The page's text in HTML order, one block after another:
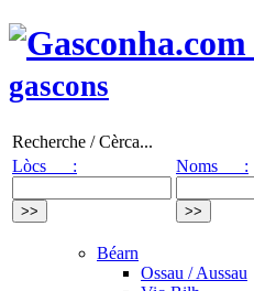
gascons
Recherche / Cèrca...
Lòcs :
Noms :
Béarn
Ossau / Aussau